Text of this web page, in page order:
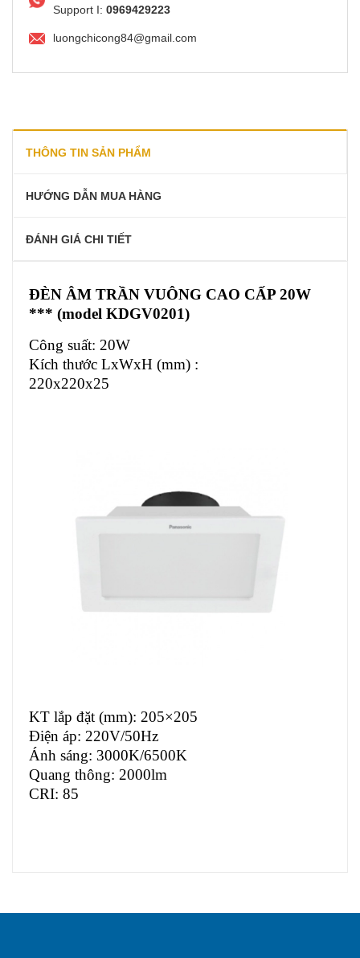
Support I: 0969429223
luongchicong84@gmail.com
THÔNG TIN SẢN PHẨM
HƯỚNG DẪN MUA HÀNG
ĐÁNH GIÁ CHI TIẾT
ĐÈN ÂM TRẦN VUÔNG CAO CẤP 20W
*** (model KDGV0201)
Công suất: 20W
Kích thước LxWxH (mm) :
220x220x25
KT lắp đặt (mm): 205×205
Điện áp: 220V/50Hz
Ánh sáng: 3000K/6500K
Quang thông: 2000lm
CRI: 85